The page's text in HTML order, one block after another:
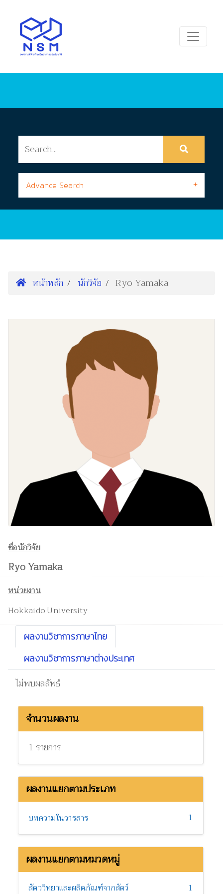
Advance Search
หน้าหลัก นักวิจัย Ryo Yamaka
ชื่อนักวิจัย
Ryo Yamaka
หน่วยงาน
Hokkaido University
ผลงานวิชาการภาษาไทย
ผลงานวิชาการภาษาต่างประเทศ
ไม่พบผลลัพธ์
จำนวนผลงาน
1 รายการ
ผลงานแยกตามประเภท
บทความในวารสาร 1
ผลงานแยกตามหมวดหมู่
สัตววิทยาและผลิตภัณฑ์จากสัตว์ 1